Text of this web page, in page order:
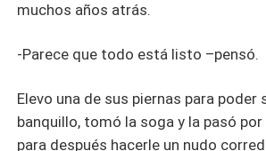
muchos años atrás.
-Parece que todo está listo –pensó.
Elevo una de sus piernas para poder
banquillo, tomó la soga y la pasó por
para después hacerle un nudo